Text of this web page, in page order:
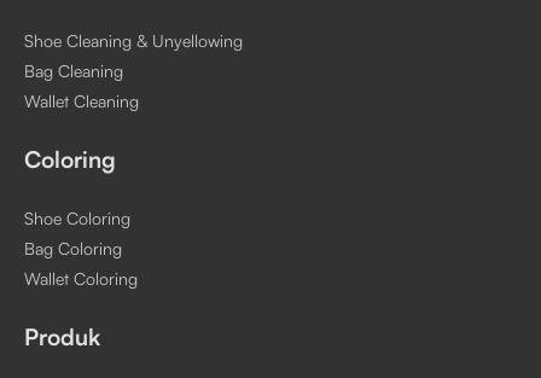
Shoe Cleaning & Unyellowing
Bag Cleaning
Wallet Cleaning
Coloring
Shoe Coloring
Bag Coloring
Wallet Coloring
Produk